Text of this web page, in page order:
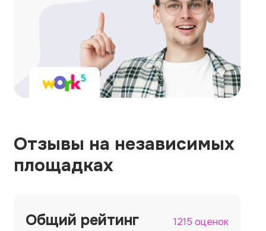
Отзывы на независимых
площадках
Общий рейтинг 1215 оценок